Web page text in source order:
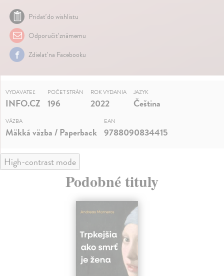
Pridať do wishlistu
Odporučiť známemu
Zdielať na Facebooku
VYDAVATEĽ
INFO.CZ
POČET STRÁN
196
ROK VYDANIA
2022
JAZYK
Čeština
VÄZBA
Mäkká väzba / Paperback
EAN
9788090834415
High-contrast mode
Podobné tituly